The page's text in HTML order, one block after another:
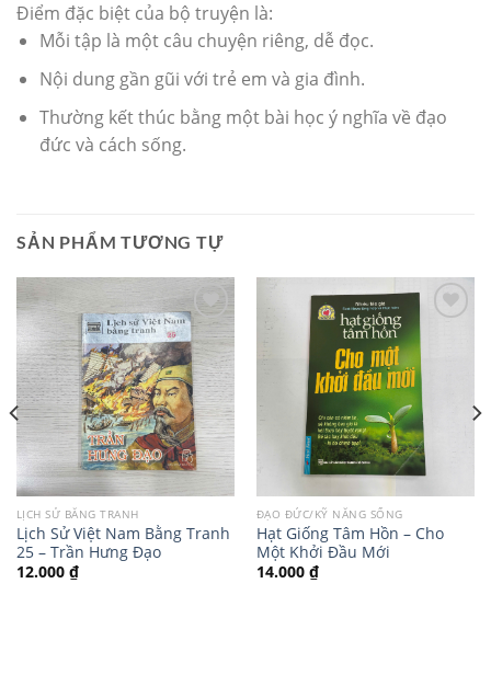
Điểm đặc biệt của bộ truyện là:
Mỗi tập là một câu chuyện riêng, dễ đọc.
Nội dung gần gũi với trẻ em và gia đình.
Thường kết thúc bằng một bài học ý nghĩa về đạo
đức và cách sống.
SẢN PHẨM TƯƠNG TỰ
LỊCH SỬ BẰNG TRANH
Lịch Sử Việt Nam Bằng Tranh
25 – Trần Hưng Đạo
12.000 ₫
ĐẠO ĐỨC/KỸ NĂNG SỐNG
Hạt Giống Tâm Hồn – Cho
Một Khởi Đầu Mới
14.000 ₫